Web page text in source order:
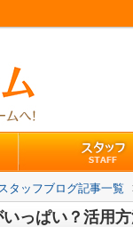
タッフブログ記事一覧
っぱい？活用